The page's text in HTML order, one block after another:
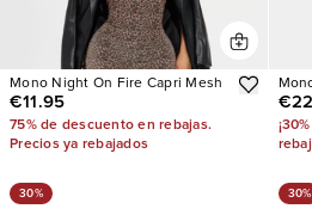
Mono Night On Fire Capri Mesh
€11.95
75% de descuento en rebajas.
Precios ya rebajados
30% 30%